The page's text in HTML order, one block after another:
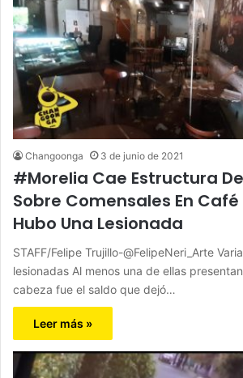
Changoonga 3 de junio de 2021
#Morelia Cae Estructura
Sobre Comensales En Café
Hubo Una Lesionada
STAFF/Felipe Trujillo-@FelipeNeri_Arte
lesionadas Al menos una de ellas
cabeza fue el saldo que dejó…
Leer más »